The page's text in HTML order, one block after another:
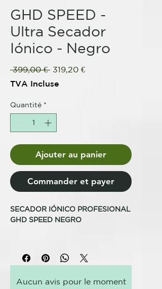
GHD SPEED -
Ultra Secador
Iónico - Negro
399,00 € Prix
319,20 €Prix
TVA Incluse
Quantité *
Ajouter au panier
Commander et payer
SECADOR IÓNICO PROFESIONAL
GHD SPEED NEGRO
DESCUENTO EXTRA >>
Secador iónico profesional ultra-
Aucun avis pour le moment